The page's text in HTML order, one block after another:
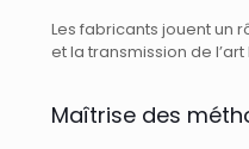
Les fabricants jouent un
et la transmission de
Maîtrise des